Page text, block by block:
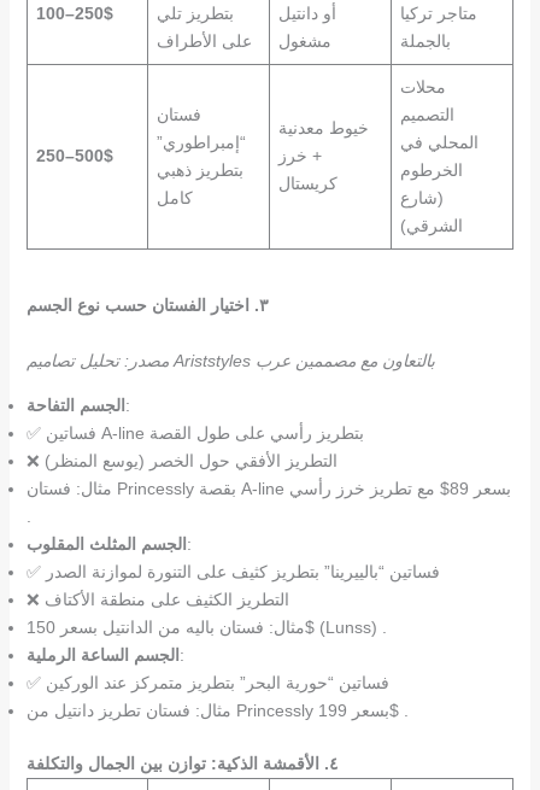
100–250$
بتطريز تلي
على الأطراف
أو دانتيل
مشغول
متاجر تركيا
بالجملة
250–500$
فستان
“إمبراطوري”
بتطريز ذهبي
كامل
خيوط معدنية
+ خرز
كريستال
محلات
التصميم
المحلي في
الخرطوم
(شارع
الشرقي)
٣. اختيار الفستان حسب نوع الجسم
مصدر: تحليل تصاميم Ariststyles بالتعاون مع مصممين عرب
الجسم التفاحة :
✅ فساتين A-line بتطريز رأسي على طول القصة
❌ التطريز الأفقي حول الخصر (يوسع المنظر)
مثال: فستان Princessly بقصة A-line بسعر 89$ مع تطريز خرز رأسي
الجسم المثلث المقلوب :
✅ فساتين “بالييرينا” بتطريز كثيف على التنورة لموازنة الصدر
❌ التطريز الكثيف على منطقة الأكتاف
مثال: فستان باليه من الدانتيل بسعر 150$ (Lunss) .
الجسم الساعة الرملية :
✅ فساتين “حورية البحر” بتطريز متمركز عند الوركين
مثال: فستان تطريز دانتيل من Princessly بسعر 199$ .
٤. الأقمشة الذكية: توازن بين الجمال والتكلفة